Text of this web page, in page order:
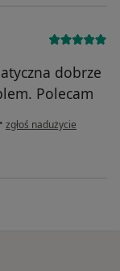
dobrze
Polecam
• w opinii użytkownika
zgłoś nadużycie